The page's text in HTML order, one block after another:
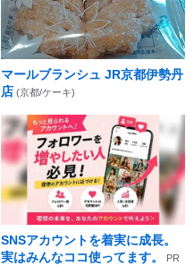
マールブランシュ JR京都伊勢丹
店 (京都/ケーキ)
SNSアカウントを着実に成長。
実はみんなココ使ってます。
PR